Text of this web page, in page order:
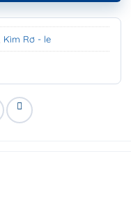
Kìm Rơ - le